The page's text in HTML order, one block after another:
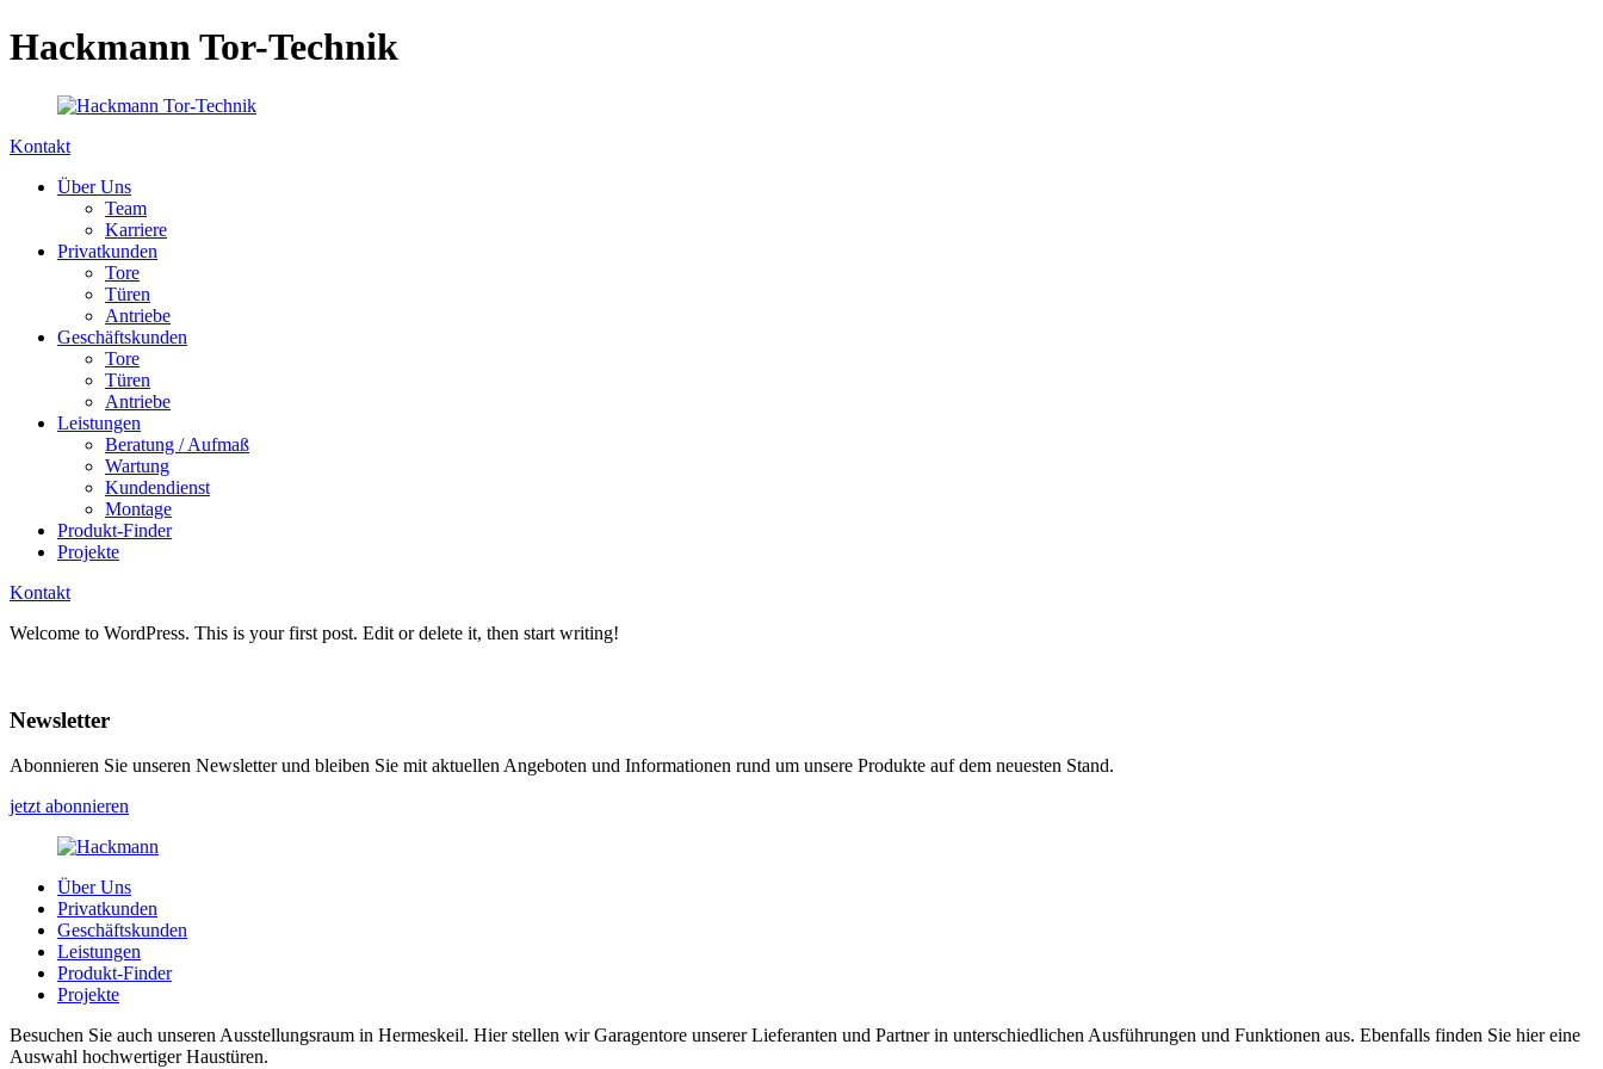
Hackmann Tor-Technik
Kontakt
Über Uns
Team
Karriere
Privatkunden
Tore
Türen
Antriebe
Geschäftskunden
Tore
Türen
Antriebe
Leistungen
Beratung / Aufmaß
Wartung
Kundendienst
Montage
Produkt-Finder
Projekte
Kontakt
Welcome to WordPress. This is your first post. Edit or delete it, then start writing!
Newsletter
Abonnieren Sie unseren Newsletter und bleiben Sie mit aktuellen Angeboten und Informationen rund um unsere Produkte auf dem neuesten Stand.
jetzt abonnieren
Über Uns
Privatkunden
Geschäftskunden
Leistungen
Produkt-Finder
Projekte
Besuchen Sie auch unseren Ausstellungsraum in Hermeskeil. Hier stellen wir Garagentore unserer Lieferanten und Partner in unterschiedlichen Ausführungen und Funktionen aus. Ebenfalls finden Sie hier eine
Auswahl hochwertiger Haustüren.